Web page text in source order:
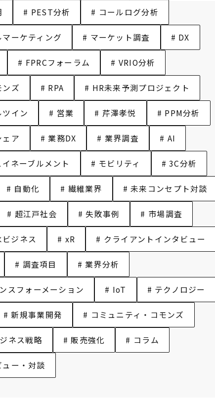
# PEST分析 # コールログ分析
ーケティング # マーケット調査 # DX
# FPRCフォーラム # VRIO分析
ズ # RPA # HR未来予測プロジェクト
イン # 営業 # 芹澤孝悦 # PPM分析
ア # 業務DX # 業界調査 # AI
ネーブルメント # モビリティ # 3C分析
# 自動化 # 繊維業界 # 未来コンセプト対談
# 超江戸社会 # 失敗事例 # 市場調査
ジネス # xR # クライアントインタビュー
# 調査項目 # 業界分析
スフォーメーション # IoT # テクノロジー
# 新規事業開発 # コミュニティ・コモンズ
ネス戦略 # 販売強化 # コラム
ー・対談